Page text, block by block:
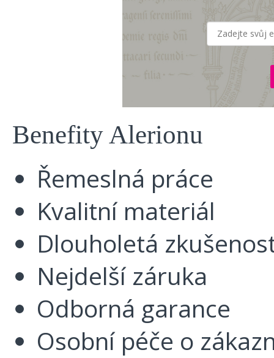
Benefity Alerionu
Řemeslná práce
Kvalitní materiál
Dlouholetá
Nejdelší záruka
Odborná garance
Osobní péče o